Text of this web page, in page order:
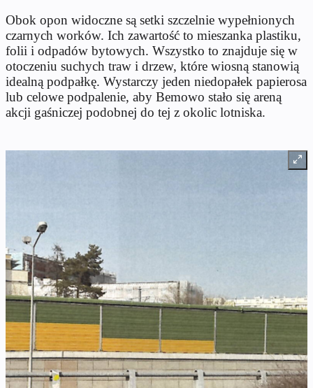
Obok opon widoczne są setki szczelnie wypełnionych
czarnych worków. Ich zawartość to mieszanka plastiku,
folii i odpadów bytowych. Wszystko to znajduje się w
otoczeniu suchych traw i drzew, które wiosną stanowią
idealną podpałkę. Wystarczy jeden niedopałek papierosa
lub celowe podpalenie, aby Bemowo stało się areną
akcji gaśniczej podobnej do tej z okolic lotniska.